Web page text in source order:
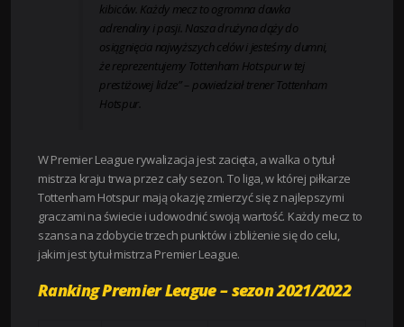
kibiców. Każdy mecz to ogromna dawka
adrenaliny i pasji. Nasza drużyna dąży do
osiągnięcia najwyższych celów i jesteśmy dumni,
że reprezentujemy Tottenham Hotspur w tej
prestiżowej lidze” – powiedział trener Tottenham
Hotspur.
W Premier League rywalizacja jest zacięta, a walka o tytuł
mistrza kraju trwa przez cały sezon. To liga, w której piłkarze
Tottenham Hotspur mają okazję zmierzyć się z najlepszymi
graczami na świecie i udowodnić swoją wartość. Każdy mecz to
szansa na zdobycie trzech punktów i zbliżenie się do celu,
jakim jest tytuł mistrza Premier League.
Ranking Premier League – sezon 2021/2022